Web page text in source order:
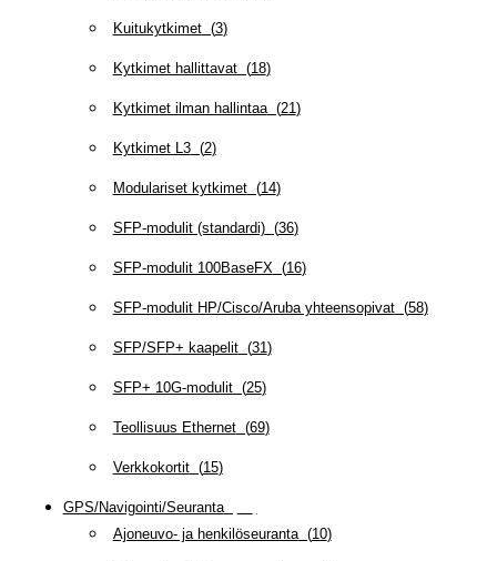
Kuitukytkimet(3)
Kytkimet hallittavat(18)
Kytkimet ilman hallintaa(21 )
Kytkimet L3(2)
Modulariset kytkimet(14)
SFP-modulit (standardi)(36)
SFP-modulit 100BaseFX (16)
SFP-modulit HP/Cisco/Aruba yhteensopivat(58)
SFP/SFP+ kaapelit(31 )
SFP+ 10G-modulit(25)
Teollisuus Ethernet(69)
Verkkokortit(15)
GPS/Navigointi/Seuranta(
Ajoneuvo- ja henkilöseuranta(10)